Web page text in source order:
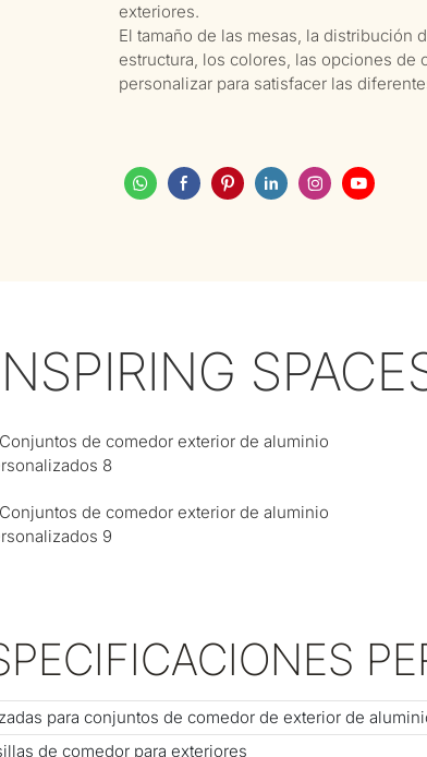
exteriores.
El tamaño de las mesas, la distribución
estructura, los colores, las opciones
personalizar para satisfacer las
para conjuntos de comedor de exterior de
de comedor para exteriores